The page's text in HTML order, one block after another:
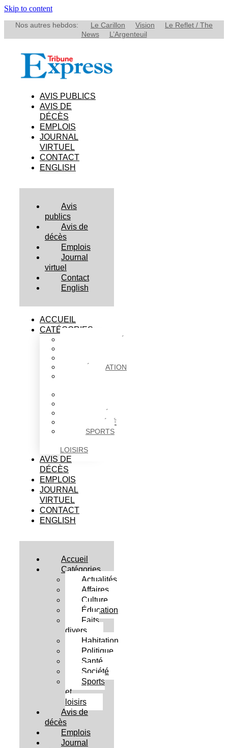
Skip to content
Nos autres hebdos: Le Carillon Vision
Le Reflet / The
News
L’Argenteuil
AVIS PUBLICS
AVIS DE
DÉCÈS
EMPLOIS
JOURNAL
VIRTUEL
CONTACT
ENGLISH
Avis
publics
Avis de
décès
Emplois
Journal
virtuel
Contact
English
ACCUEIL
CATÉGORIES
ÉDUCATION
SOCIÉTÉ
SPORTS
LOISIRS
AVIS DE
DÉCÈS
EMPLOIS
JOURNAL
VIRTUEL
CONTACT
ENGLISH
Accueil
Catégories
Actualités
Affaires
Culture
Éducation
Faits
divers
Habitation
Politique
Santé
Société
Sports
et
loisirs
Avis de
décès
Emplois
Journal